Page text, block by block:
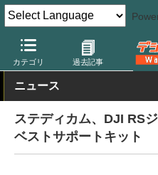
カテゴリ 過去記事
デジカメ Watch 撮影用品
ニュース
ステディカム、DJI RS
ベストサポートキット